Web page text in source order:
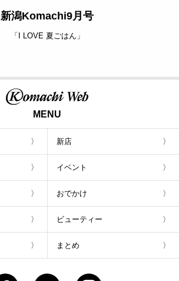
新潟Komachi9月号
「I LOVE 夏ごはん」
MENU
新店
イベント
おでかけ
ビューティー
まとめ